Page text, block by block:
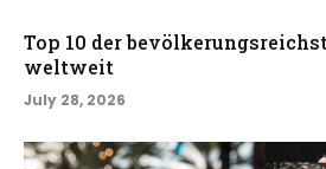
Top 10 der
weltweit
July 28, 2026